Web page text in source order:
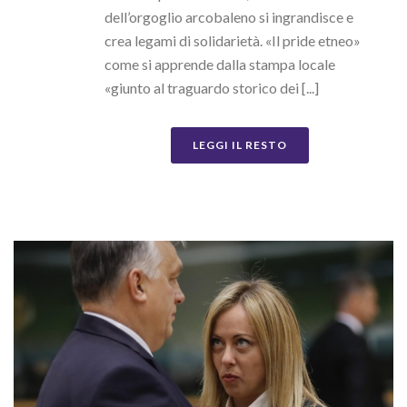
dell’orgoglio arcobaleno si ingrandisce e
crea legami di solidarietà. «Il pride etneo»
come si apprende dalla stampa locale
«giunto al traguardo storico dei [...]
LEGGI IL RESTO